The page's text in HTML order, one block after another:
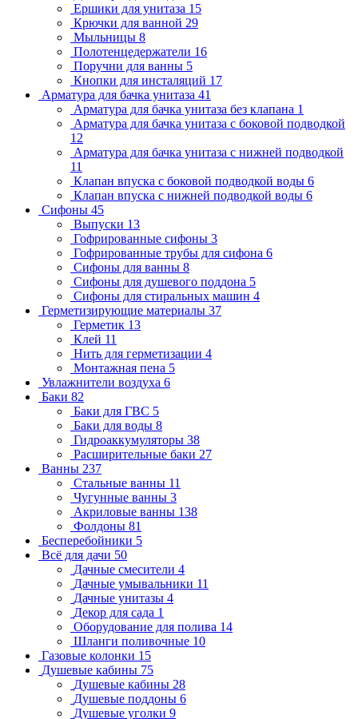
Ершики для унитаза 15
Крючки для ванной 29
Мыльницы 8
Полотенцедержатели 16
Поручни для ванны 5
Кнопки для инсталяций 17
Арматура для бачка унитаза 41
Арматура для бачка унитаза без клапана 1
Арматура для бачка унитаза с боковой подводкой
12
Арматура для бачка унитаза с нижней подводкой
11
Клапан впуска с боковой подводкой воды 6
Клапан впуска с нижней подводкой воды 6
Сифоны 45
Выпуски 13
Гофрированные сифоны 3
Гофрированные трубы для сифона 6
Сифоны для ванны 8
Сифоны для душевого поддона 5
Сифоны для стиральных машин 4
Герметизирующие материалы 37
Герметик 13
Клей 11
Нить для герметизации 4
Монтажная пена 5
Увлажнители воздуха 6
Баки 82
Баки для ГВС 5
Баки для воды 8
Гидроаккумуляторы 38
Расширительные баки 27
Ванны 237
Стальные ванны 11
Чугунные ванны 3
Акриловые ванны 138
Фолдоны 81
Бесперебойники 5
Всё для дачи 50
Дачные смесители 4
Дачные умывальники 11
Дачные унитазы 4
Декор для сада 1
Оборудование для полива 14
Шланги поливочные 10
Газовые колонки 15
Душевые кабины 75
Душевые кабины 28
Душевые поддоны 6
Душевые уголки 9